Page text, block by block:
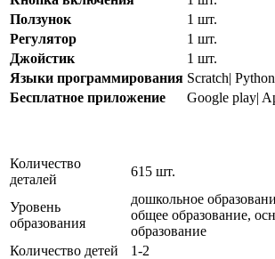
Ползунок
1 шт.
Регулятор
1 шт.
Джойстик
1 шт.
Языки программирования Scratch| Python
Бесплатное приложение
Google play|
Количество
деталей
615 шт.
Уровень
образования
дошкольное
общее образование,
образование
Количество детей
1-2